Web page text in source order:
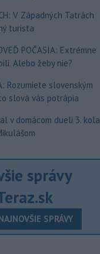
V Západných Tatrách
turista
POČASIA: Extrémne
Alebo žeby nie?
Rozumiete slovenským
slová vás potrápia
v domácom dueli 3. kola
správy
SPRÁVY